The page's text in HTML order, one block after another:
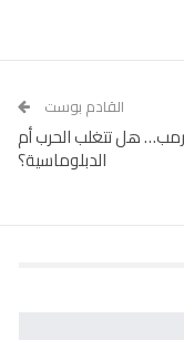
القادم بوست
هل تتغلب الحرب أم
الدبلوماسية؟